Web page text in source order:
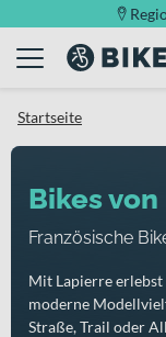
Startseite
Bikes
Französische
Mit Lapierre erlebst
moderne
Straße, Trail oder